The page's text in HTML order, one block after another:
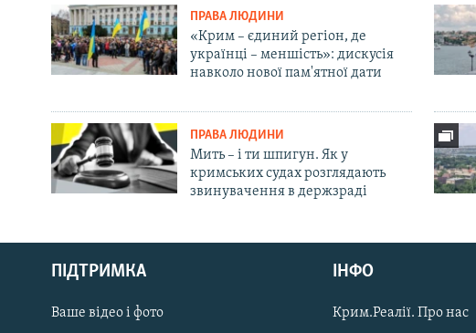
Русский
Qırımtatar
ДОЛУЧАЙСЯ!
ПРАВА ЛЮДИНИ
«Крим – єдиний регіон, де
українці – меншість»: дискусія
навколо нової пам'ятної дати
ПРАВА ЛЮДИНИ
Мить – і ти шпигун. Як у
кримських судах розглядають
звинувачення в держзраді
ПІДТРИМКА
Ваше відео і фото
ІНФО
Крим.Реалії. Про нас